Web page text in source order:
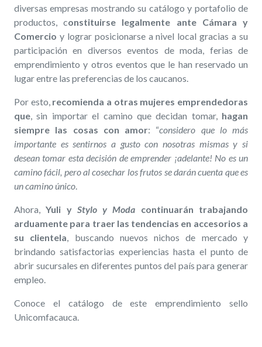
diversas empresas mostrando su catálogo y portafolio de
productos, constituirse legalmente ante Cámara y
Comercio y lograr posicionarse a nivel local gracias a su
participación en diversos eventos de moda, ferias de
emprendimiento y otros eventos que le han reservado un
lugar entre las preferencias de los caucanos.
Por esto, recomienda a otras mujeres emprendedoras
que , sin importar el camino que decidan tomar, hagan
siempre las cosas con amor: “considero que lo más
importante es sentirnos a gusto con nosotras mismas y si
desean tomar esta decisión de emprender ¡adelante! No es un
camino fácil, pero al cosechar los frutos se darán cuenta que es
un camino único
Ahora,Yuli y Stylo y Moda continuarán trabajando
arduamente para traer las tendencias en accesorios a
su clientela , buscando nuevos nichos de mercado y
brindando satisfactorias experiencias hasta el punto de
abrir sucursales en diferentes puntos del país para generar
empleo.
Conoce el catálogo de este emprendimiento sello
Unicomfacauca.